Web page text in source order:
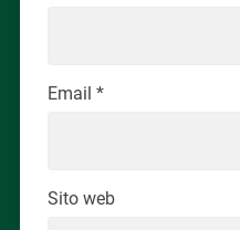
Email *
Sito web